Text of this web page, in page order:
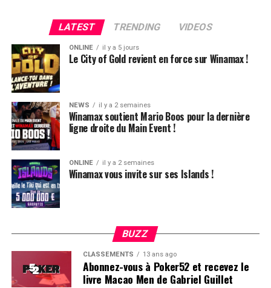
peine une BB, qu’il perdra le coup suivant contre le
même adversaire.
Ludovic Soleau sort donc à la troisième place, pour un
joli gain de 15720€ !
Place au heads-up final.
LATEST TRENDING VIDEOS
ONLINE il y a 5 jours
Le City of Gold revient en force sur Winamax !
NEWS il y a 2 semaines
Winamax soutient Mario Boos pour la dernière
ligne droite du Main Event !
ONLINE il y a 2 semaines
Winamax vous invite sur ses Islands !
BUZZ
CLASSEMENTS 13 ans ago
Abonnez-vous à Poker52 et recevez le
livre Macao Men de Gabriel Guillet